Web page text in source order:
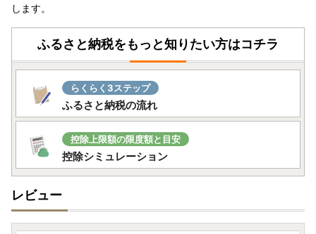
します。
ふるさと納税をもっと知りたい方はコチラ
らくらく3ステップ
ふるさと納税の流れ
控除上限額の限度額と目安
控除シミュレーション
レビュー